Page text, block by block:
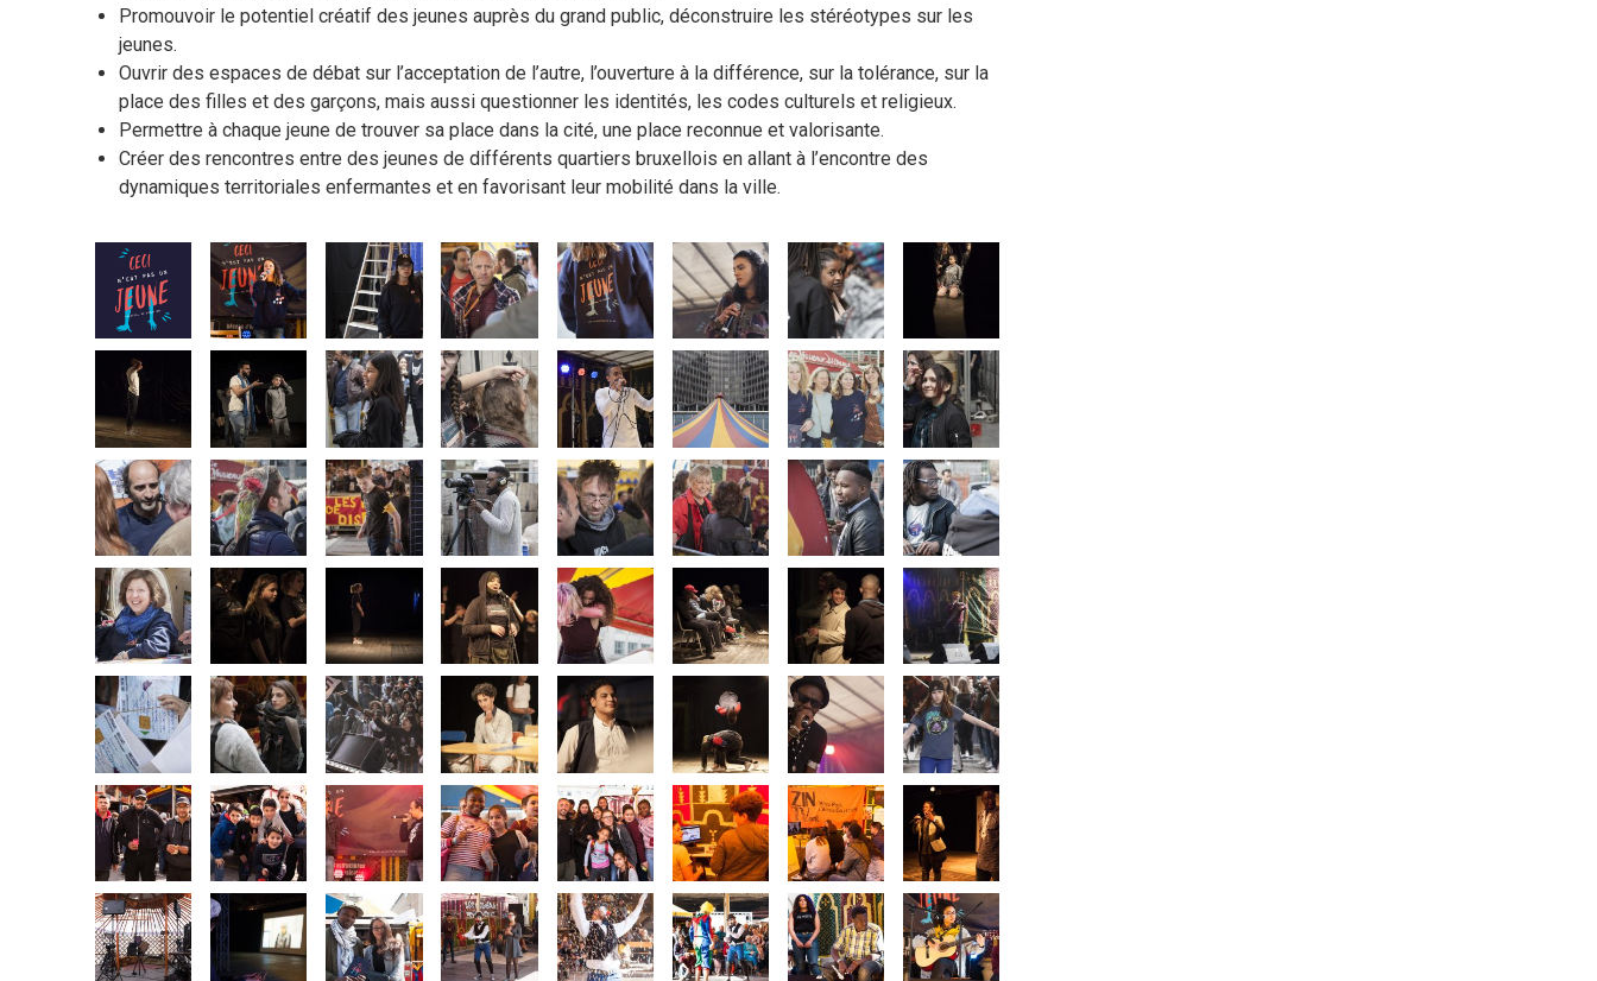
Promouvoir le potentiel créatif des jeunes auprès du grand public, déconstruire les stéréotypes sur les
jeunes.
Ouvrir des espaces de débat sur l’acceptation de l’autre, l’ouverture à la différence, sur la tolérance, sur la
place des filles et des garçons, mais aussi questionner les identités, les codes culturels et religieux.
Permettre à chaque jeune de trouver sa place dans la cité, une place reconnue et valorisante.
Créer des rencontres entre des jeunes de différents quartiers bruxellois en allant à l’encontre des
dynamiques territoriales enfermantes et en favorisant leur mobilité dans la ville.